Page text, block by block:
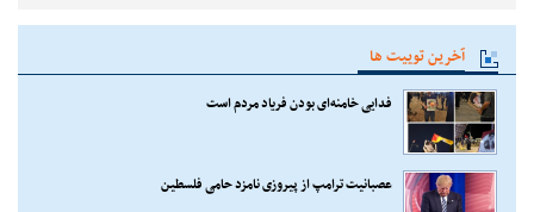
آخرین توییت ها
فدایی خامنه‌ای بودن فریاد مردم است
عصبانیت ترامپ از پیروزی نامزد حامی فلسطین